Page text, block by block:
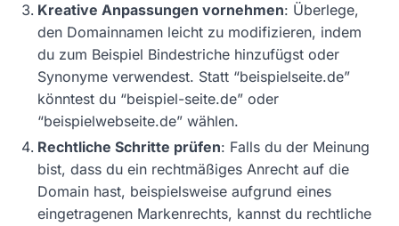
Kreative Anpassungen vornehmen: Überlege,
den Domainnamen leicht zu modifizieren, indem
du zum Beispiel Bindestriche hinzufügst oder
Synonyme verwendest. Statt “beispielseite.de”
könntest du “beispiel-seite.de” oder
“beispielwebseite.de” wählen.
Rechtliche Schritte prüfen: Falls du der Meinung
bist, dass du ein rechtmäßiges Anrecht auf die
Domain hast, beispielsweise aufgrund eines
eingetragenen Markenrechts, kannst du rechtliche